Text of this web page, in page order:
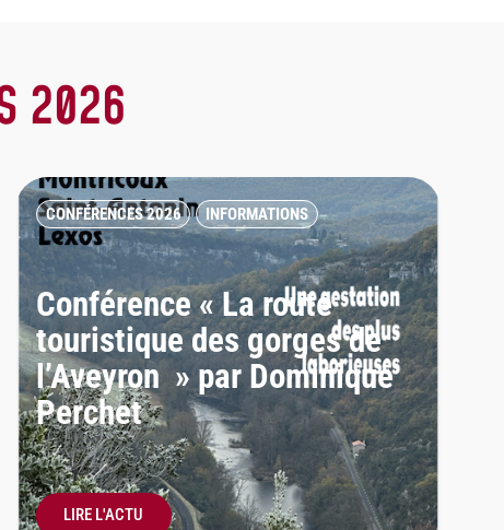
2026
CONFÉRENCES 2026 INFORMATIONS
Conférence « La route
touristique des gorges de
l’Aveyron » par Dominique
Perchet
LIRE L'ACTU